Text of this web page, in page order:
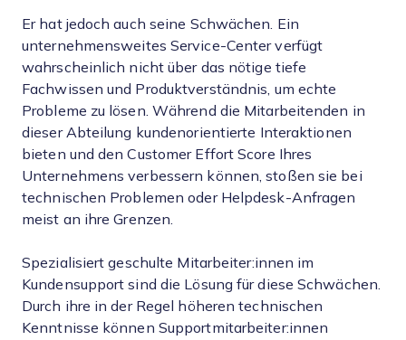
Er hat jedoch auch seine Schwächen. Ein
unternehmensweites Service-Center verfügt
wahrscheinlich nicht über das nötige tiefe
Fachwissen und Produktverständnis, um echte
Probleme zu lösen. Während die Mitarbeitenden in
dieser Abteilung kundenorientierte Interaktionen
bieten und den Customer Effort Score Ihres
Unternehmens verbessern können, stoßen sie bei
technischen Problemen oder Helpdesk-Anfragen
meist an ihre Grenzen.
Spezialisiert geschulte Mitarbeiter:innen im
Kundensupport sind die Lösung für diese Schwächen.
Durch ihre in der Regel höheren technischen
Kenntnisse können Supportmitarbeiter:innen